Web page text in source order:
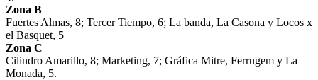
Zona B
Fuertes Almas, 8; Tercer Tiempo, 6; La banda, La Casona y Locos x
el Basquet, 5
Zona C
Cilindro Amarillo, 8; Marketing, 7; Gráfica Mitre, Ferrugem y La
Monada, 5.